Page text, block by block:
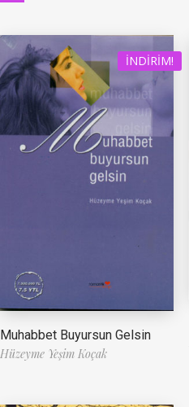
İNDIRIM!
Muhabbet Buyursun Gelsin
Hüzeyme Yeşim Koçak